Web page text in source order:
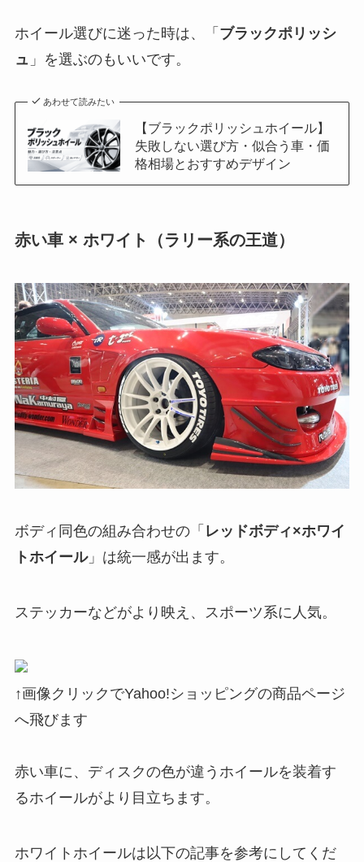
ホイール選びに迷った時は、「 ブラックポリッシ
ュ 」を選ぶのもいいです。
あわせて読みたい
【ブラックポリッシュホイール】
失敗しない選び方・似合う車・価
格相場とおすすめデザイン
赤い車 × ホワイト（ラリー系の王道）
ボディ同色の組み合わせの「 レッドボディ×ホワイ
トホイール」は統一感が出ます。
ステッカーなどがより映え、スポーツ系に人気。
↑画像クリックでYahoo!ショッピングの商品ページ
へ飛びます
赤い車に、ディスクの色が違うホイールを装着す
るホイールがより目立ちます。
ホワイトホイールは以下の記事を参考にしてくだ